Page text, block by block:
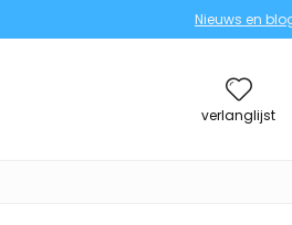
Nieuws en
verlanglijst